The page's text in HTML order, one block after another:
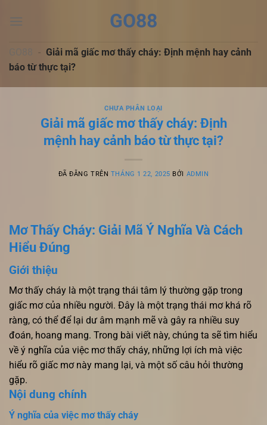
đến
GO88
- Giải mã giấc mơ thấy cháy: Định mệnh hay cảnh
báo từ thực tại?
CHƯA PHÂN LOẠI
Giải mã giấc mơ thấy cháy: Định
mệnh hay cảnh báo từ thực tại?
ĐÃ ĐĂNG TRÊN THÁNG 1 22, 2025 BỞI ADMIN
Mơ Thấy Cháy: Giải Mã Ý Nghĩa Và Cách
Hiểu Đúng
Giới thiệu
Mơ thấy cháy là một trạng thái tâm lý thường gặp trong
giấc mơ của nhiều người. Đây là một trạng thái mơ khá rõ
ràng, có thể để lại dư âm mạnh mẽ và gây ra nhiều suy
đoán, hoang mang. Trong bài viết này, chúng ta sẽ tìm hiểu
về ý nghĩa của việc mơ thấy cháy, những lợi ích mà việc
hiểu rõ giấc mơ này mang lại, và một số câu hỏi thường
gặp.
Nội dung chính
Ý nghĩa của việc mơ thấy cháy